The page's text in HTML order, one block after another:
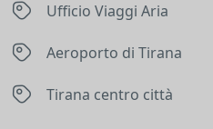
Ufficio Viaggi Aria
Aeroporto di Tirana
Tirana centro città